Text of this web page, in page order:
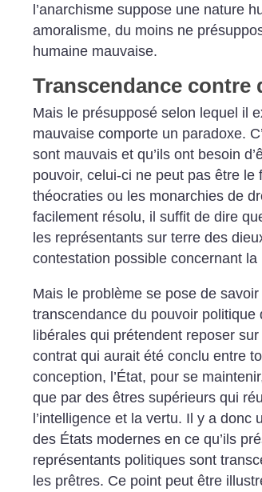
l’anarchisme suppose une nature
amoralisme, du moins ne
humaine mauvaise.
Transcendance contre
Mais le présupposé selon lequel il
mauvaise comporte un paradoxe.
sont mauvais et qu’ils ont besoin
pouvoir, celui-ci ne peut pas être le
théocraties ou les monarchies de
facilement résolu, il suffit de dire
les représentants sur terre des
contestation possible concernant la
Mais le problème se pose de
transcendance du pouvoir politique
libérales qui prétendent reposer
contrat qui aurait été conclu entre
conception, l’État, pour se
que par des êtres supérieurs qui
l’intelligence et la vertu. Il y a donc
des États modernes en ce qu’ils
représentants politiques sont
les prêtres. Ce point peut être